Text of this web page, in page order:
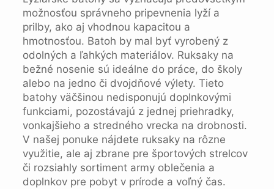
možnosťou správneho pripevnenia lyží a
prilby, ako aj vhodnou kapacitou a
hmotnosťou. Batoh by mal byť vyrobený z
odolných a ľahkých materiálov. Ruksaky na
bežné nosenie sú ideálne do práce, do školy
alebo na jedno či dvojdňové výlety. Tieto
batohy väčšinou nedisponujú doplnkovými
funkciami, pozostávajú z jednej priehradky,
vonkajšieho a stredného vrecka na drobnosti.
V našej ponuke nájdete ruksaky na rôzne
využitie, ale aj zbrane pre športových strelcov
či rozsiahly sortiment army oblečenia a
doplnkov pre pobyt v prírode a voľný čas.